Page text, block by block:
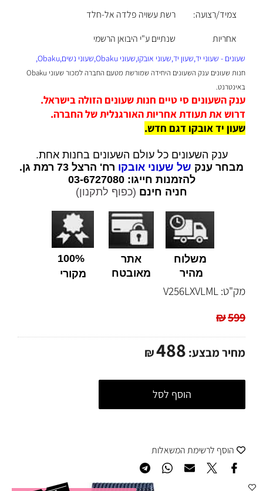
צמיד/רצועה:
רשת עשויה פלדה אל-חלד
אחריות
שנתיים ע"י היבואן הרשמי
שעונים - שעוני יד,שעון יד,שעוני אובקו,שעוני Obaku,שעוני נשים,Obaku,
ח
נות שעונים ענק השעונים היחידה שמורשת מטעם החברה למכור שעוני Obaku
באינטרנט.
ענק השעונים סי טיים חנות שעונים הזולה בישראל.
דרוש את תעודת אחריות האורגנלית של החברה.
שעון יד אובקו דגם חדש.
ענק השעונים כל עולם השעונים בחנות אחת.
מבחר ענק של שעוני אובקו רח' הרצל 73 רמת גן.
להזמנות חייגו: 03-6727080
חניה חינם (כפוף לתקנון)
משלוח
מהיר
אתר
מאובטח
100%
מקורי
מק"ט: V256LXVLML
₪599
מחיר מבצע: ₪488
הוסף לסל
הוסף לרשימת המשאלות